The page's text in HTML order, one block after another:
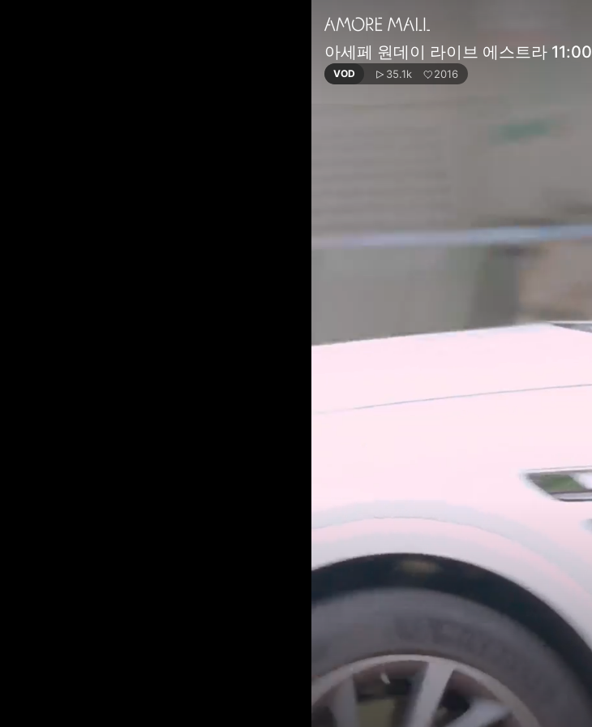
아세페 원데이 라이브 에스트라 11:00
VOD 35.1k 2016